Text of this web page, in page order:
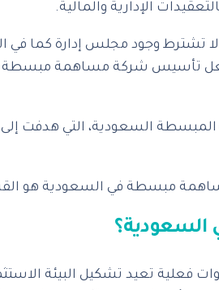
الإدارية والمالية.
تشترط وجود مجلس إدارة كما في
يجعل تأسيس شركة مساهمة مبسطة
السعودية، التي هدفت
مبسطة في السعودية هو القرار
فعلية تعيد تشكيل البيئة